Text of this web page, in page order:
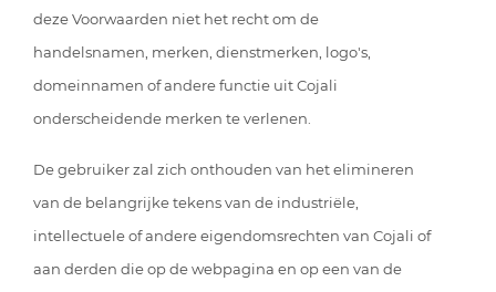
deze Voorwaarden niet het recht om de
handelsnamen, merken, dienstmerken, logo's,
domeinnamen of andere functie uit Cojali
onderscheidende merken te verlenen.
De gebruiker zal zich onthouden van het elimineren
van de belangrijke tekens van de industriële,
intellectuele of andere eigendomsrechten van Cojali of
aan derden die op de webpagina en op een van de